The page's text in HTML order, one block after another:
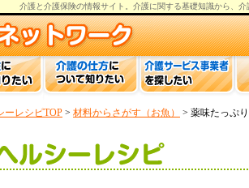
介護と介護保険の情報サイト。 介護に関する基礎知識から、 介
ーレシピTOP > 材料からさがす（お魚） > 薬味たっぷ